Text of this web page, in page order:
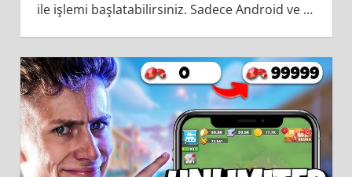
ile işlemi başlatabilirsiniz. Sadece Android ve …